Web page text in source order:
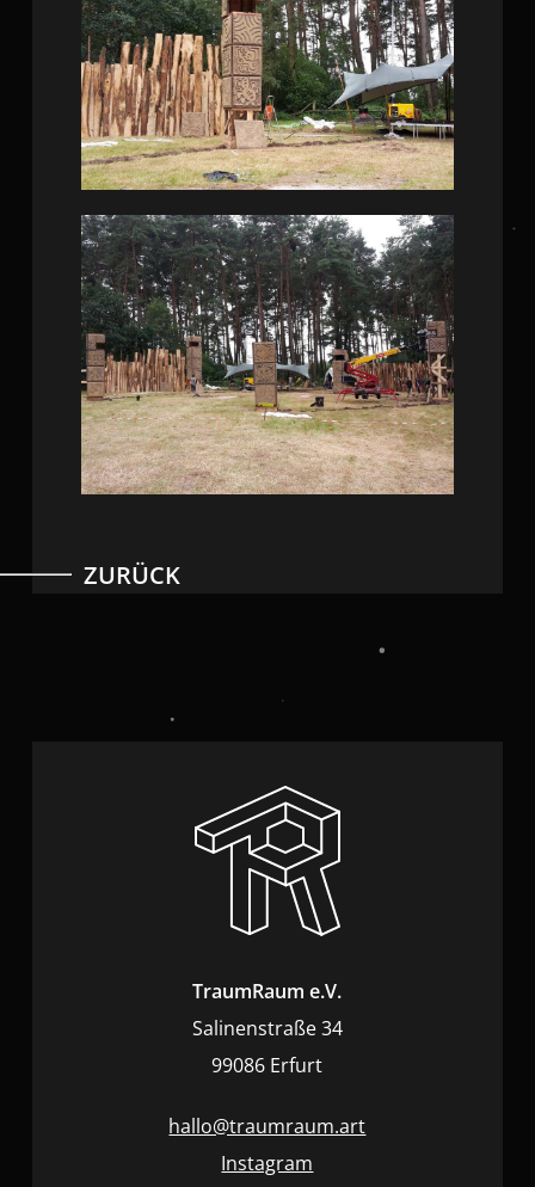
ZURÜCK
TraumRaum e.V.
Salinenstraße 34
99086 Erfurt
hallo@traumraum.art
Instagram